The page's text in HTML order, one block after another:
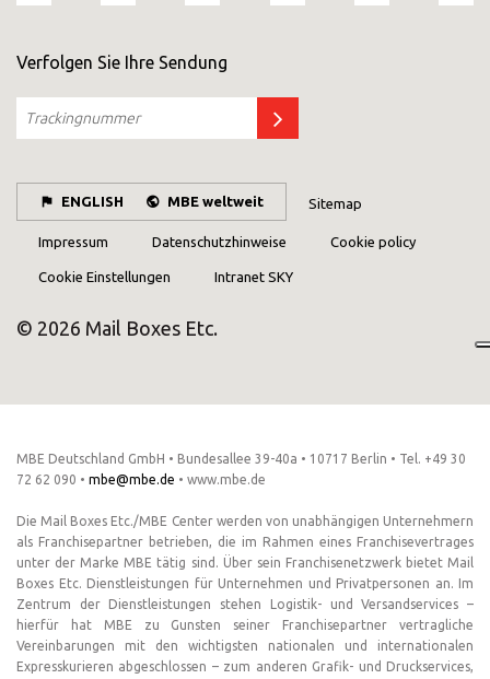
Verfolgen Sie Ihre Sendung
ENGLISH MBE weltweit Sitemap
Impressum Datenschutzhinweise Cookie policy
Cookie Einstellungen Intranet SKY
© 2026 Mail Boxes Etc.
MBE Deutschland GmbH • Bundesallee 39-40a • 10717 Berlin • Tel. +49 30
72 62 090 • mbe@mbe.de • www.mbe.de
Die Mail Boxes Etc./MBE Center werden von unabhängigen Unternehmern
als Franchisepartner betrieben, die im Rahmen eines Franchisevertrages
unter der Marke MBE tätig sind. Über sein Franchisenetzwerk bietet Mail
Boxes Etc. Dienstleistungen für Unternehmen und Privatpersonen an. Im
Zentrum der Dienstleistungen stehen Logistik- und Versandservices –
hierfür hat MBE zu Gunsten seiner Franchisepartner vertragliche
Vereinbarungen mit den wichtigsten nationalen und internationalen
Expresskurieren abgeschlossen – zum anderen Grafik- und Druckservices,